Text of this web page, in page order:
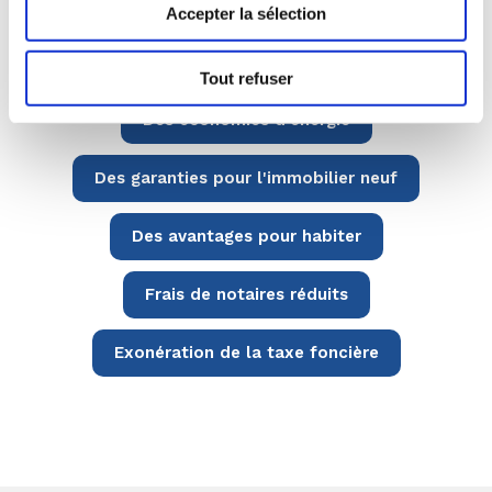
Accepter la sélection
Tout refuser
À lire sur le même sujet :
Des économies d'énergie
Des garanties pour l'immobilier neuf
Des avantages pour habiter
Frais de notaires réduits
Exonération de la taxe foncière